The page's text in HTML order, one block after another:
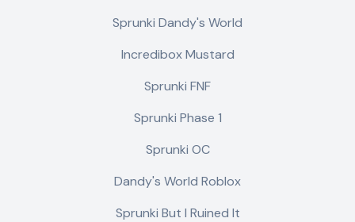
Sprunki Dandy's World
Incredibox Mustard
Sprunki FNF
Sprunki Phase 1
Sprunki OC
Dandy's World Roblox
Sprunki But I Ruined It